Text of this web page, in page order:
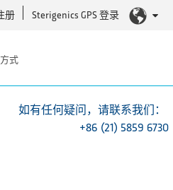
册 Sterigenics GPS 登录
式
如有任何疑问，请联系我们：
+86 (21) 5859 6730